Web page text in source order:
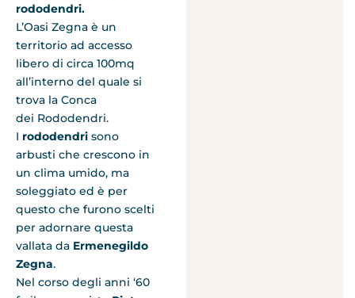
rododendri.
L’Oasi Zegna è un
territorio ad accesso
libero di circa 100mq
all’interno del quale si
trova la Conca
dei Rododendri.
I rododendri sono
arbusti che crescono in
un clima umido, ma
soleggiato ed è per
questo che furono scelti
per adornare questa
vallata da Ermenegildo
Zegna.
Nel corso degli anni ‘60